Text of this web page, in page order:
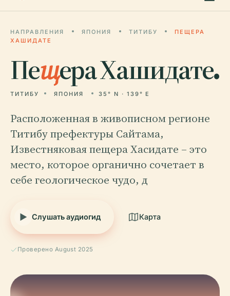
НАПРАВЛЕНИЯ ЯПОНИЯ ТИТИБУ
ПЕЩЕРА
ХАШИДАТЕ
Пещера Хашидате.
ТИТИБУ ЯПОНИЯ 35° N · 139° E
Расположенная в живописном регионе
Титибу префектуры Сайтама,
Известняковая пещера Хасидате – это
место, которое органично сочетает в
себе геологическое чудо, д
Слушать аудиогид Карта
Проверено August 2025